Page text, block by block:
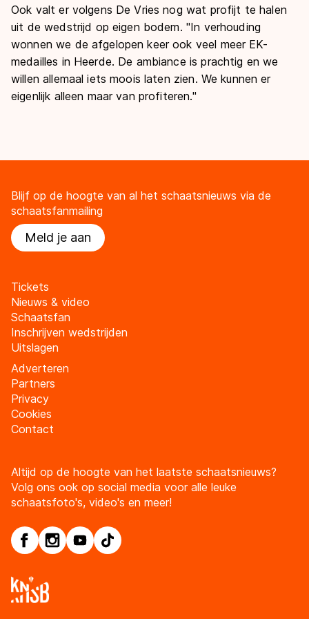
Ook valt er volgens De Vries nog wat profijt te halen
uit de wedstrijd op eigen bodem. "In verhouding
wonnen we de afgelopen keer ook veel meer EK-
medailles in Heerde. De ambiance is prachtig en we
willen allemaal iets moois laten zien. We kunnen er
eigenlijk alleen maar van profiteren."
Blijf op de hoogte van al het schaatsnieuws via de
schaatsfanmailing
Meld je aan
Tickets
Nieuws & video
Schaatsfan
Inschrijven wedstrijden
Uitslagen
Adverteren
Partners
Privacy
Cookies
Contact
Altijd op de hoogte van het laatste schaatsnieuws?
Volg ons ook op social media voor alle leuke
schaatsfoto's, video's en meer!